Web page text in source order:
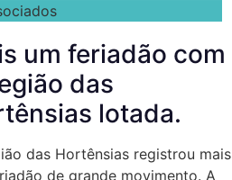
um feriadão com
das
lotada.
das Hortênsias registrou mais
de grande movimento. A